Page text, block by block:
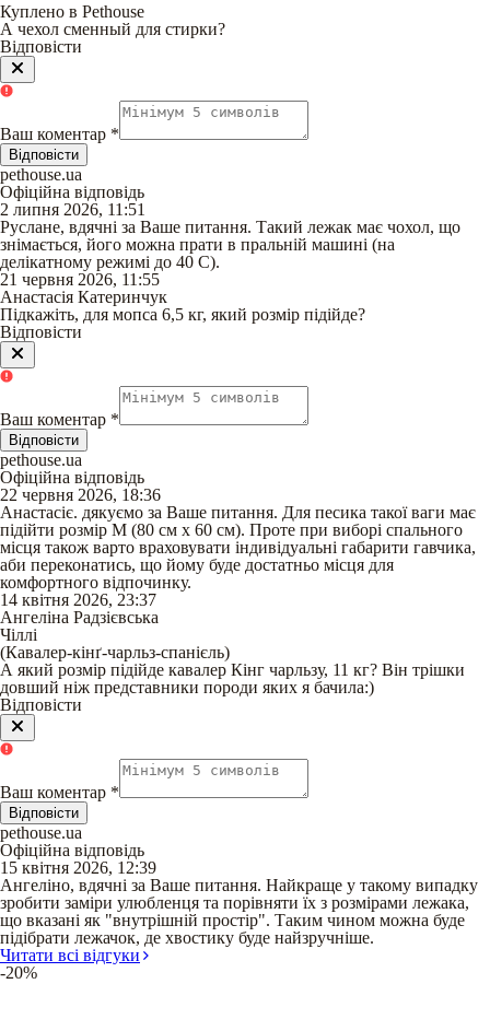
Куплено в Pethouse
А чехол сменный для стирки?
Відповісти
Ваш коментар *
Відповісти
pethouse.ua
Офіційна відповідь
2 липня 2026, 11:51
Руслане, вдячні за Ваше питання. Такий лежак має чохол, що
знімається, його можна прати в пральній машині (на
делікатному режимі до 40 С).
21 червня 2026, 11:55
Анастасія Катеринчук
Підкажіть, для мопса 6,5 кг, який розмір підійде?
Відповісти
Ваш коментар *
Відповісти
pethouse.ua
Офіційна відповідь
22 червня 2026, 18:36
Анастасіє. дякуємо за Ваше питання. Для песика такої ваги має
підійти розмір М (80 см х 60 см). Проте при виборі спального
місця також варто враховувати індивідуальні габарити гавчика,
аби переконатись, що йому буде достатньо місця для
комфортного відпочинку.
14 квітня 2026, 23:37
Ангеліна Радзієвська
Чіллі
(Кавалер-кінґ-чарльз-спанієль)
А який розмір підійде кавалер Кінг чарльзу, 11 кг? Він трішки
довший ніж представники породи яких я бачила:)
Відповісти
Ваш коментар *
Відповісти
pethouse.ua
Офіційна відповідь
15 квітня 2026, 12:39
Ангеліно, вдячні за Ваше питання. Найкраще у такому випадку
зробити заміри улюбленця та порівняти їх з розмірами лежака,
що вказані як "внутрішній простір". Таким чином можна буде
підібрати лежачок, де хвостику буде найзручніше.
Читати всі відгуки
-20%